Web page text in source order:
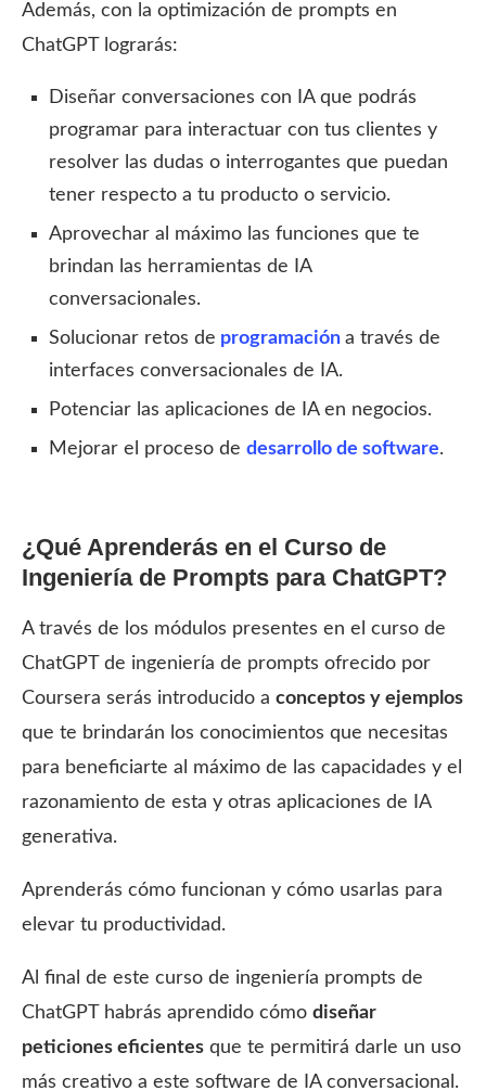
Además, con la optimización de prompts en
ChatGPT lograrás:
Diseñar conversaciones con IA que podrás
programar para interactuar con tus clientes y
resolver las dudas o interrogantes que puedan
tener respecto a tu producto o servicio.
Aprovechar al máximo las funciones que te
brindan las herramientas de IA
conversacionales.
Solucionar retos de programación a través de
interfaces conversacionales de IA.
Potenciar las aplicaciones de IA en negocios.
Mejorar el proceso de desarrollo de software.
¿Qué Aprenderás en el Curso de
Ingeniería de Prompts para ChatGPT?
A través de los módulos presentes en el curso de
ChatGPT de ingeniería de prompts ofrecido por
Coursera serás introducido a conceptos y ejemplos
que te brindarán los conocimientos que necesitas
para beneficiarte al máximo de las capacidades y el
razonamiento de esta y otras aplicaciones de IA
generativa.
Aprenderás cómo funcionan y cómo usarlas para
elevar tu productividad.
Al final de este curso de ingeniería prompts de
ChatGPT habrás aprendido cómo diseñar
peticiones eficientes que te permitirá darle un uso
más creativo a este software de IA conversacional.